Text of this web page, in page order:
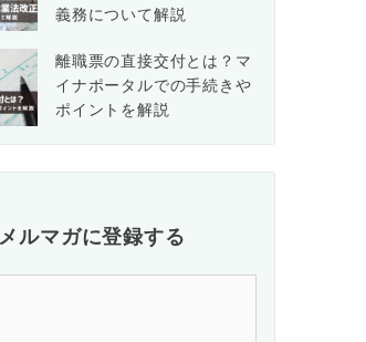
義務について解説
離職票の直接交付とは？マ
イナポータルでの手続きや
ポイントを解説
メルマガに登録する